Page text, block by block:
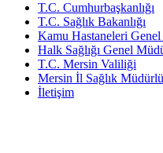
T.C. Cumhurbaşkanlığı
T.C. Sağlık Bakanlığı
Kamu Hastaneleri
Halk Sağlığı Genel
T.C. Mersin Valiliği
Mersin İl Sağlık
İletişim